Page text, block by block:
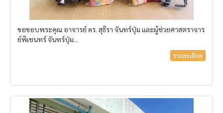
ขอขอบพระคุณ อาจารย์ ดร. สุธิรา จันทร์ปุ่ม และผู้ช่วยศาสตราจาร
ย์พิเชนทร์ จันทร์ปุ่ม...
รายละเอียด